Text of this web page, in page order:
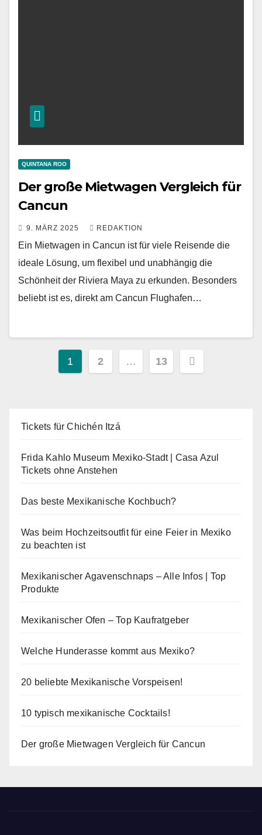
QUINTANA ROO
Der große Mietwagen Vergleich für
Cancun
9. MÄRZ 2025 REDAKTION
Ein Mietwagen in Cancun ist für viele Reisende die
ideale Lösung, um flexibel und unabhängig die
Schönheit der Riviera Maya zu erkunden. Besonders
beliebt ist es, direkt am Cancun Flughafen…
Seitennummerierung
1 2 … 13
Tickets für Chichén Itzá
Frida Kahlo Museum Mexiko-Stadt | Casa Azul
Tickets ohne Anstehen
Das beste Mexikanische Kochbuch?
Was beim Hochzeitsoutfit für eine Feier in Mexiko
zu beachten ist
Mexikanischer Agavenschnaps – Alle Infos | Top
Produkte
Mexikanischer Ofen – Top Kaufratgeber
Welche Hunderasse kommt aus Mexiko?
20 beliebte Mexikanische Vorspeisen!
10 typisch mexikanische Cocktails!
Der große Mietwagen Vergleich für Cancun